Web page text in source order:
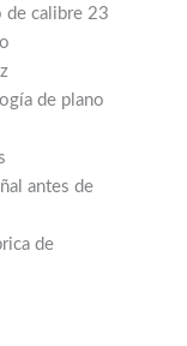
de calibre 23
de plano
antes de
de